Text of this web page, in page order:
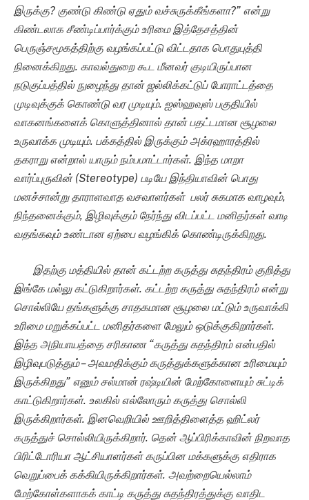
இருக்கு? குண்டு கிண்டு ஏதும் வச்சுருக்கீங்களா?” என்று
கிண்டலாக சீண்டிப்பார்க்கும் உரிமை இத்தேசத்தின்
பெருஞ்சமூகத்திற்கு வழங்கப்பட்டு விட்டதாக பொதுபுத்தி
நினைக்கிறது. காவல்துறை கூட மீனவர் குடியிருப்பான
நடுகுப்பத்தில் நுழைந்து தான் ஜல்லிக்கட்டுப் போராட்டத்தை
முடிவுக்குக் கொண்டு வர முடியும். ஐஸ்ஹவுஸ் பகுதியில்
வாகனங்களைக் கொளுத்தினால் தான் பதட்டமான சூழலை
உருவாக்க முடியும். பக்கத்தில் இருக்கும் அக்ரஹாரத்தில்
தகராறு என்றால் யாரும் நம்பமாட்டார்கள். இந்த மாறா
வார்ப்புருவின்(Stereotype) படியே இந்தியாவின் பொது
மனச்சான்று தாராளவாத வசவாளர்கள் பலர் சுகமாக வாழவும்,
நிந்தனைக்கும், இழிவுக்கும் நேர்ந்து விடப்பட்ட மனிதர்கள் வாடி
வதங்கவும் உண்டான ஏற்பை வழங்கிக் கொண்டிருக்கிறது.
இதற்கு மத்தியில் தான் கட்டற்ற கருத்து சுதந்திரம் குறித்து
இங்கே மல்லு கட்டுகிறார்கள். கட்டற்ற கருத்து சுதந்திரம் என்று
சொல்லியே தங்களுக்கு சாதகமான சூழலை மட்டும் உருவாக்கி
உரிமை மறுக்கப்பட்ட மனிதர்களை மேலும் ஒடுக்குகிறார்கள்.
இந்த அநியாயத்தை சரிகாண “கருத்து சுதந்திரம் என்பதில்
இழிவுபடுத்தும் – அவமதிக்கும் கருத்துக்களுக்கான உரிமையும்
இருக்கிறது” எனும் சல்மான் ரஷ்டியின் மேற்கோளையும் சுட்டிக்
காட்டுகிறார்கள். உலகில் எல்லோரும் கருத்து சொல்லி
இருக்கிறார்கள். இனவெறியில் ஊறித்திளைத்த ஹிட்லர்
கருத்துச் சொல்லியிருக்கிறார். தென் ஆப்பிரிக்காவின் நிறவாத
பிரிட்டோரியா ஆட்சியாளர்கள் கருப்பின மக்களுக்கு எதிராக
வெறுப்பைக் கக்கியிருக்கிறார்கள். அவற்றையெல்லாம்
மேற்கோள்களாகக் காட்டி கருத்து சுதந்திரத்துக்கு வாதிட